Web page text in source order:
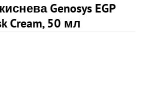
Genosys EGP
Cream, 50 мл